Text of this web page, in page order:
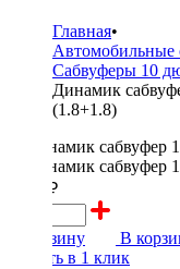
Главная•
Автомобильные
Сабвуферы 10
Динамик
(1.8+1.8)
8950 ₽
В корзину
В
Купить в 1 клик